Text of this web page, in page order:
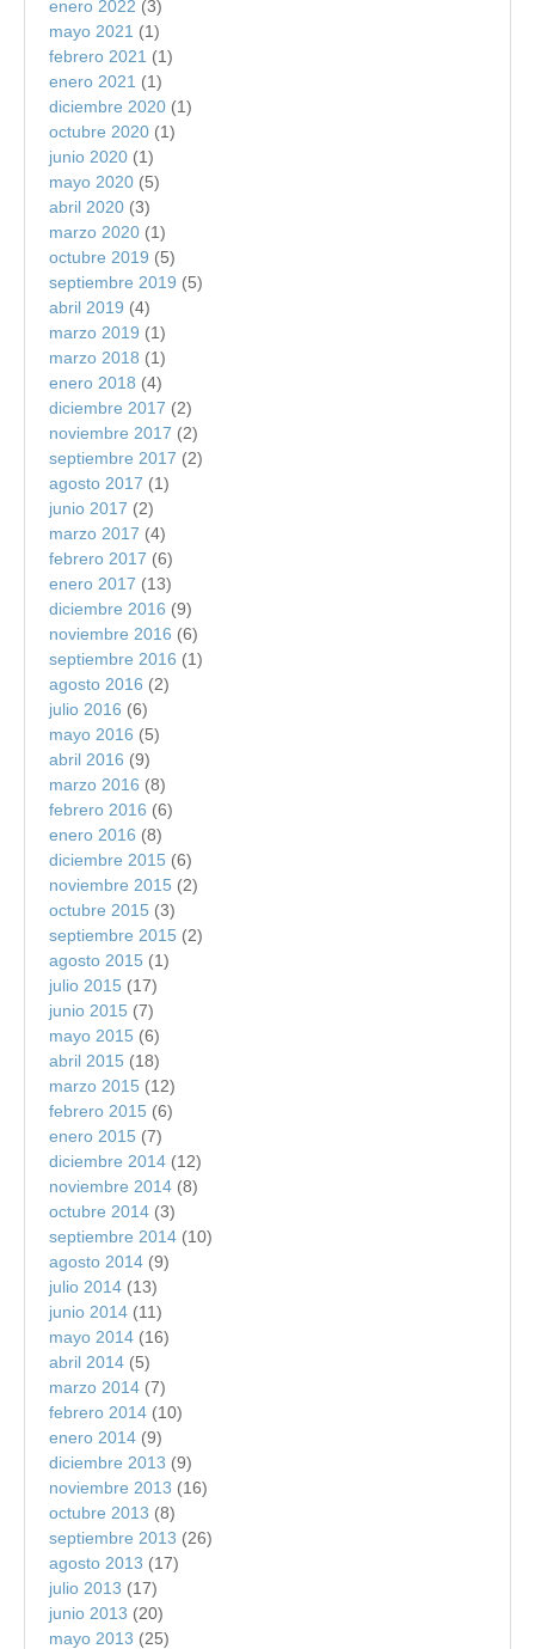
enero 2022 (3)
mayo 2021 (1)
febrero 2021 (1)
enero 2021 (1)
diciembre 2020 (1)
octubre 2020 (1)
junio 2020 (1)
mayo 2020 (5)
abril 2020 (3)
marzo 2020 (1)
octubre 2019 (5)
septiembre 2019 (5)
abril 2019 (4)
marzo 2019 (1)
marzo 2018 (1)
enero 2018 (4)
diciembre 2017 (2)
noviembre 2017 (2)
septiembre 2017 (2)
agosto 2017 (1)
junio 2017 (2)
marzo 2017 (4)
febrero 2017 (6)
enero 2017 (13)
diciembre 2016 (9)
noviembre 2016 (6)
septiembre 2016 (1)
agosto 2016 (2)
julio 2016 (6)
mayo 2016 (5)
abril 2016 (9)
marzo 2016 (8)
febrero 2016 (6)
enero 2016 (8)
diciembre 2015 (6)
noviembre 2015 (2)
octubre 2015 (3)
septiembre 2015 (2)
agosto 2015 (1)
julio 2015 (17)
junio 2015 (7)
mayo 2015 (6)
abril 2015 (18)
marzo 2015 (12)
febrero 2015 (6)
enero 2015 (7)
diciembre 2014 (12)
noviembre 2014 (8)
octubre 2014 (3)
septiembre 2014 (10)
agosto 2014 (9)
julio 2014 (13)
junio 2014 (11)
mayo 2014 (16)
abril 2014 (5)
marzo 2014 (7)
febrero 2014 (10)
enero 2014 (9)
diciembre 2013 (9)
noviembre 2013 (16)
octubre 2013 (8)
septiembre 2013 (26)
agosto 2013 (17)
julio 2013 (17)
junio 2013 (20)
mayo 2013 (25)